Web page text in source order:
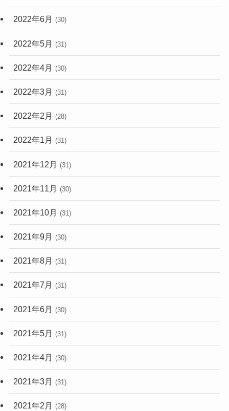
2022年6月 (30)
2022年5月 (31)
2022年4月 (30)
2022年3月 (31)
2022年2月 (28)
2022年1月 (31)
2021年12月 (31)
2021年11月 (30)
2021年10月 (31)
2021年9月 (30)
2021年8月 (31)
2021年7月 (31)
2021年6月 (30)
2021年5月 (31)
2021年4月 (30)
2021年3月 (31)
2021年2月 (28)